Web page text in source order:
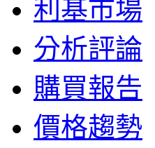
利基市場
分析評論
購買報告
價格趨勢